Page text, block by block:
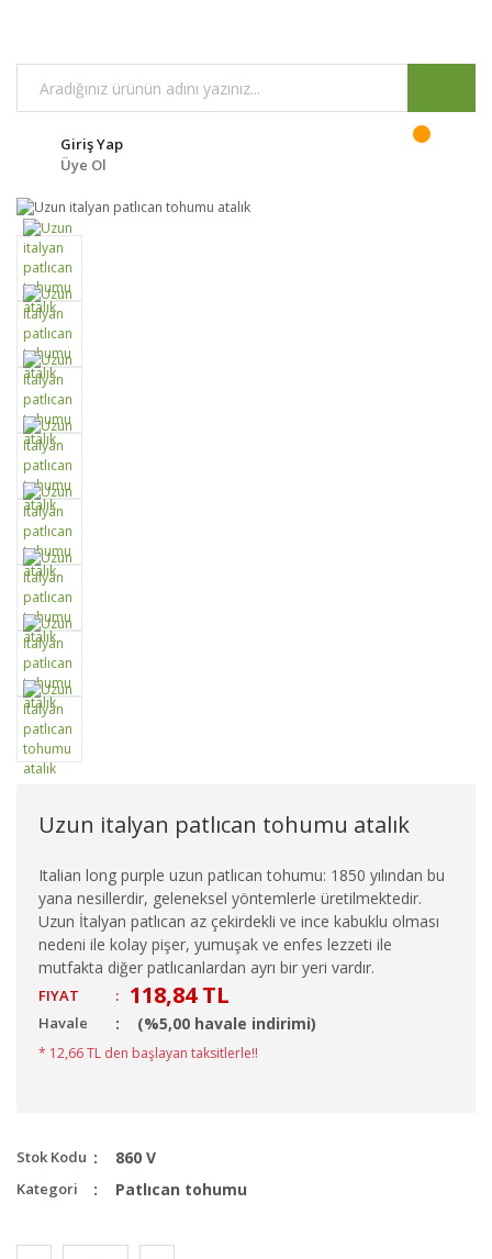
Giriş Yap
Üye Ol
Uzun italyan patlıcan tohumu atalık
Italian long purple uzun patlıcan tohumu: 1850 yılından bu
yana nesillerdir, geleneksel yöntemlerle üretilmektedir.
Uzun İtalyan patlıcan az çekirdekli ve ince kabuklu olması
nedeni ile kolay pişer, yumuşak ve enfes lezzeti ile
mutfakta diğer patlıcanlardan ayrı bir yeri vardır.
FIYAT : 118,84 TL
Havale (%5,00 havale indirimi)
* 12,66 TL den başlayan taksitlerle!!
Stok Kodu 860 V
Kategori Patlıcan tohumu